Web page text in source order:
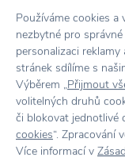
Vše skladem,
Doprava zdarma
Vrácení zboží
7500+ produktů
Showroomve
Používáme cookies a
nezbytné pro
personalizaci
stránek sdílíme s
Výběrem „Přijmout
volitelných druhů
či blokovat jednotlivé
cookies“. Zpracování
Více informací v